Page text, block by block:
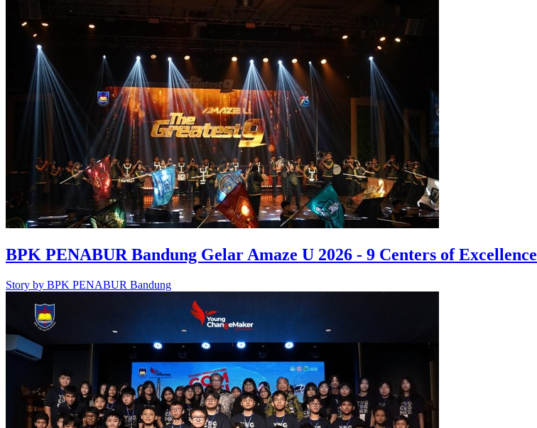
BPK PENABUR Bandung Gelar Amaze U 2026 - 9 Centers of Excellence
Story by BPK PENABUR Bandung